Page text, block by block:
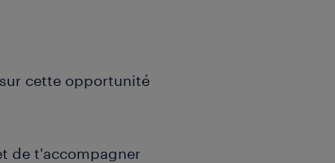
cette opportunité
de t'accompagner